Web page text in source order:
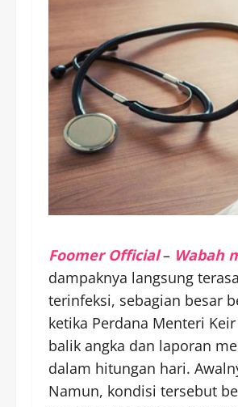
Foomer Official– Wabah
dampaknya langsung
terinfeksi, sebagian besar
ketika Perdana Menteri
balik angka dan laporan
dalam hitungan hari.
Namun, kondisi tersebut